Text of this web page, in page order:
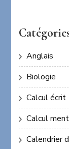
Anglais
Biologie
Calcul écrit
Calcul
Calendrier